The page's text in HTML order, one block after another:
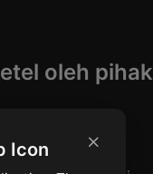
oleh pihak
mengingat